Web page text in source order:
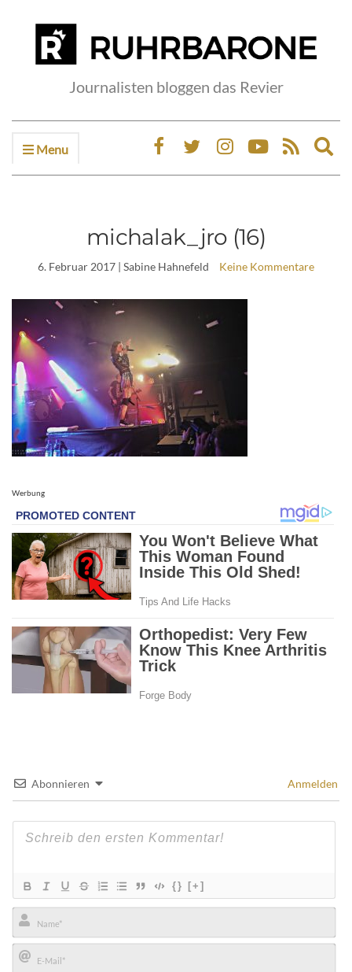
Journalisten bloggen das Revier
Menu
michalak_jro (16)
6. Februar 2017 | Sabine Hahnefeld Keine Kommentare
Werbung
Abonnieren Anmelden
{} [+]
Name*